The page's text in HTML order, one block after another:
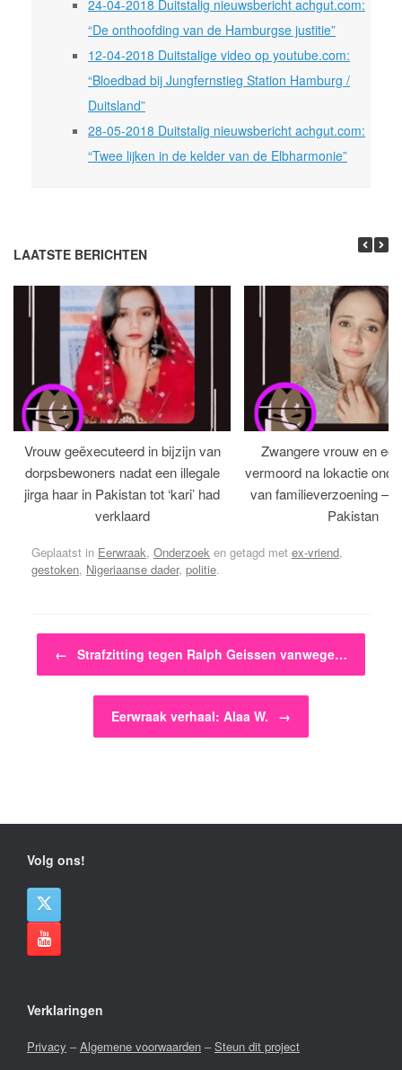
24-04-2018 Duitstalig nieuwsbericht achgut.com:
“De onthoofding van de Hamburgse justitie”
12-04-2018 Duitstalige video op youtube.com:
“Bloedbad bij Jungfernstieg Station Hamburg /
Duitsland”
28-05-2018 Duitstalig nieuwsbericht achgut.com:
“Twee lijken in de kelder van de Elbharmonie”
LAATSTE BERICHTEN
Vrouw geëxecuteerd in bijzijn van
dorpsbewoners nadat een illegale
jirga haar in Pakistan tot ‘kari’ had
verklaard
Zwangere vrouw en
vermoord na lokactie
van familieverzoening –
Pakistan
Geplaatst in Eerwraak, Onderzoek en getagd met ex-vriend,
gestoken, Nigeriaanse dader, politie.
Bericht navigatie
← Strafzitting tegen Ralph Geissen vanwege…
Eerwraak verhaal: Alaa W. →
Volg ons!
Verklaringen
Privacy –Algemene voorwaarden –Steun dit project